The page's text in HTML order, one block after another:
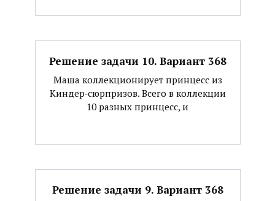
Решение задачи 10. Вариант 368
Маша коллекционирует принцесс из
Киндер‐сюрпризов. Всего в коллекции
10 разных принцесс, и
Решение задачи 9. Вариант 368